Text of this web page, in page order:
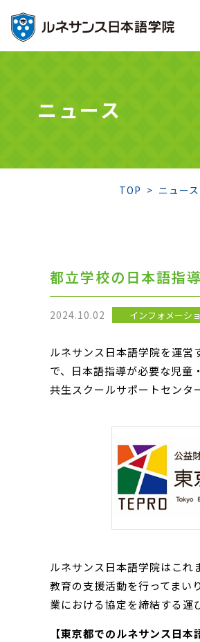
ニュース
TOP ニュー
都立学校の日本語指
2024.10.02 インフォメーシ
ルネサンス日本語学院を運
で、日本語指導が必要な児童
共生スクールサポートセンタ
ルネサンス日本語学院はこれ
教育の支援活動を行ってまい
業における協定を締結する運
【東京都でのルネサンス日本